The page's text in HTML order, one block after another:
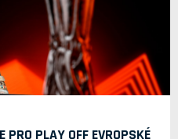
PRO PLAY OFF EVROPSKÉ